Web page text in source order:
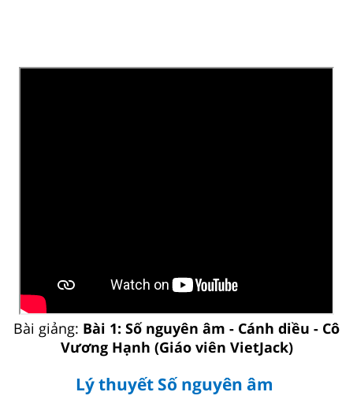
Bài giảng: Bài 1: Số nguyên âm - Cánh diều - Cô
Vương Hạnh (Giáo viên VietJack)
Lý thuyết Số nguyên âm